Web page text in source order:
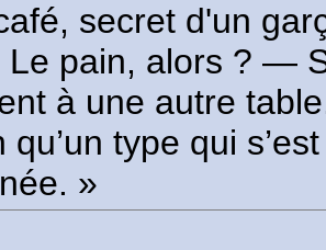
secret d'un
Le pain, alors ? —
à une autre
qu’un type qui
»